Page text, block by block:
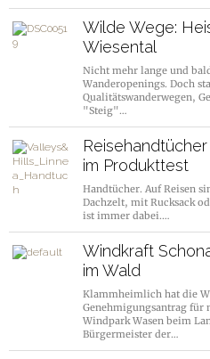
Wilde Wege:
Wiesental
Nicht mehr lange und
Wanderopenings. Doch
Qualitätswanderwegen,
"Steig"…
im Produkttest
Handtücher. Auf Reisen
Dachzelt, mit Rucksack
ist immer dabei.…
Windkraft
im Wald
Klammheimlich hat die
Genehmigungsantrag für
Windpark Wasen beim
Bürgermeister der…